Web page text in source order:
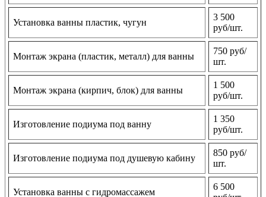
Установка ванны пластик, чугун
3 500
руб/шт.
Монтаж экрана (пластик, металл) для ванны
750 руб/
шт.
Монтаж экрана (кирпич, блок) для ванны
1 500
руб/шт.
Изготовление подиума под ванну
1 350
руб/шт.
Изготовление подиума под душевую кабину
850 руб/
шт.
Установка ванны с гидромассажем
6 500